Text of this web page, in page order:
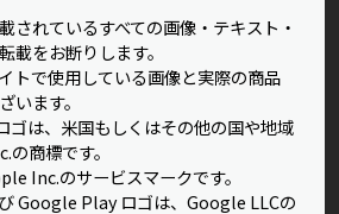
されているすべての画像・テキスト・
載をお断りします。
トで使用している画像と実際の商品
います。
は、米国もしくはその他の国や地域
商標です。
Inc.のサービスマークです。
Google Play ロゴは、Google LLCの